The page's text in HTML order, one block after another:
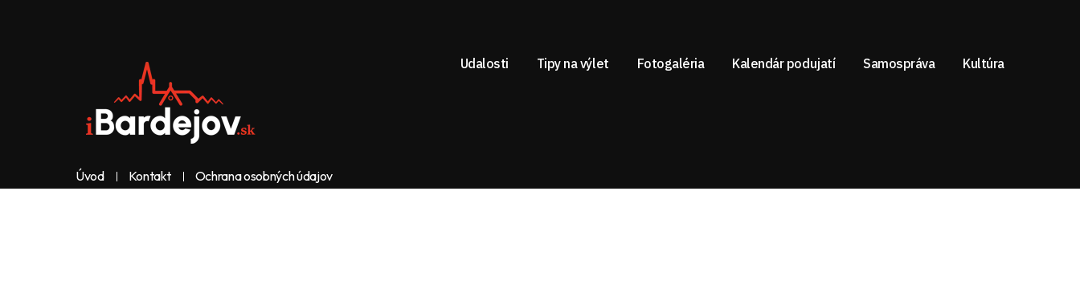
Úvod Kontakt Ochrana osobných údajov
Udalosti Tipy na výlet Fotogaléria Kalendár podujatí Samospráva Kultúra